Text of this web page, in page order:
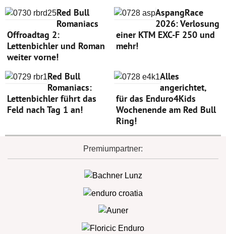
Red Bull
Romaniacs
Offroadtag 2:
Lettenbichler und Roman
weiter vorne!
AspangRace
2026: Verlosung
einer KTM EXC-F 250 und
mehr!
Red Bull
Romaniacs:
Lettenbichler führt das
Feld nach Tag 1 an!
Alles
angerichtet,
für das Enduro4Kids
Wochenende am Red Bull
Ring!
Premiumpartner: